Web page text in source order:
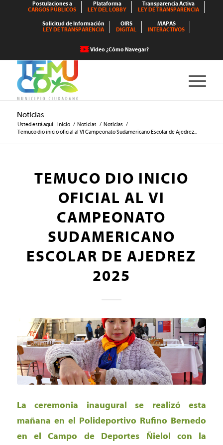
Postulaciones a
CARGOS PÚBLICOS
Plataforma
LEY DEL LOBBY
Transparencia Activa
LEY DE TRANSPARENCIA
Solicitud de Información
LEY DE TRANSPARENCIA
OIRS
DIGITAL
MAPAS
INTERACTIVOS
Video ¿Cómo Navegar?
Noticias
Usted está aquí: Inicio / Noticias / Noticias /
Temuco dio inicio oficial al VI Campeonato Sudamericano Escolar de Ajedrez...
TEMUCO DIO INICIO
OFICIAL AL VI
CAMPEONATO
SUDAMERICANO
ESCOLAR DE AJEDREZ
2025
La ceremonia inaugural se realizó esta
mañana en el Polideportivo Rufino Bernedo
en el Campo de Deportes Ñielol con la